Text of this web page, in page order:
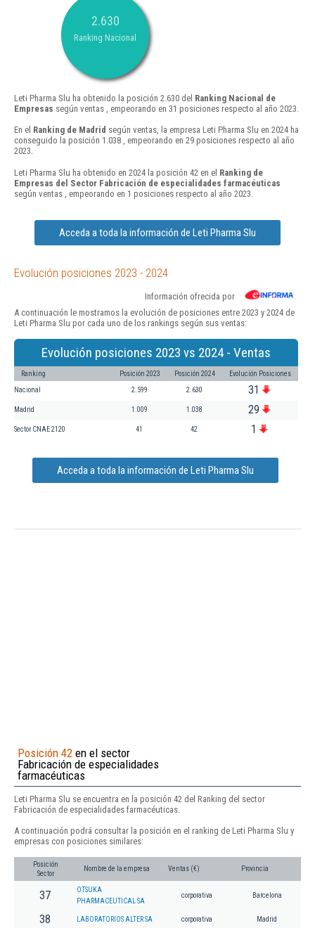
2.630
Ranking Nacional
Leti Pharma Slu ha obtenido la posición 2.630 del Ranking Nacional de
Empresas según ventas , empeorando en 31 posiciones respecto al año 2023.
En el Ranking de Madrid según ventas, la empresa Leti Pharma Slu en 2024 ha
conseguido la posición 1.038 , empeorando en 29 posiciones respecto al año
2023.
Leti Pharma Slu ha obtenido en 2024 la posición 42 en el Ranking de
Empresas del Sector Fabricación de especialidades farmacéuticas
según ventas , empeorando en 1 posiciones respecto al año 2023.
Acceda a toda la información de Leti Pharma Slu
Evolución posiciones 2023 - 2024
Información ofrecida por
A continuación le mostramos la evolución de posiciones entre 2023 y 2024 de
Leti Pharma Slu por cada uno de los rankings según sus ventas:
Evolución posiciones 2023 vs 2024 - Ventas
Ranking Posición 2023 Posición 2024 Evolución Posiciones
Nacional 2.599 2.630 31
Madrid 1.009 1.038 29
Sector CNAE 2120 41 42 1
Acceda a toda la información de Leti Pharma Slu
Posición 42 en el sector
Fabricación de especialidades
farmacéuticas
Leti Pharma Slu se encuentra en la posición 42 del Ranking del sector
Fabricación de especialidades farmacéuticas.
A continuación podrá consultar la posición en el ranking de Leti Pharma Slu y
empresas con posiciones similares:
Posición
Sector
Nombre de la empresa Ventas (€) Provincia
37
OTSUKA
PHARMACEUTICAL SA
corporativa Barcelona
38 LABORATORIOS ALTER SA corporativa Madrid